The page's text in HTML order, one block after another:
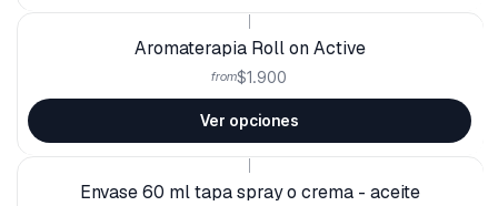
Aromaterapia Roll on Active
from$1.900
Ver opciones
Envase 60 ml tapa spray o crema - aceite